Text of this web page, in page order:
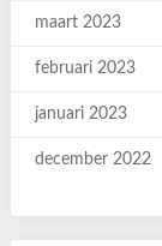
maart 2023
februari 2023
januari 2023
december 2022